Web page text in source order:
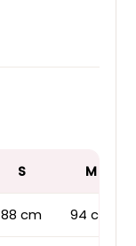
S M
88 cm 94 cm